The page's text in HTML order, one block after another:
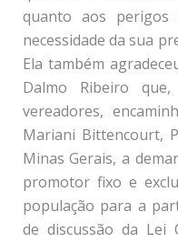
quanto aos
necessidade da sua
Ela também
Dalmo Ribeiro
vereadores,
Mariani Bittencourt,
Minas Gerais, a
promotor fixo e
população para a
de discussão da Lei